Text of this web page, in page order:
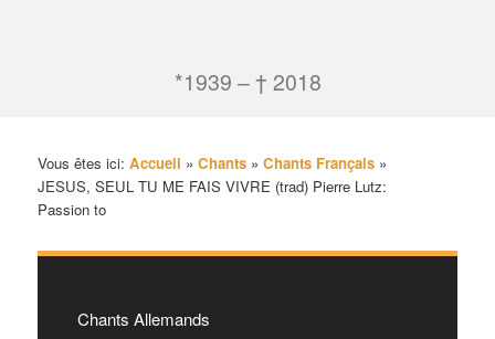
*1939 – † 2018
Vous êtes ici:Accueil »Chants »Chants Français »
JESUS, SEUL TU ME FAIS VIVRE (trad) Pierre Lutz:
Passion to
Chants Allemands